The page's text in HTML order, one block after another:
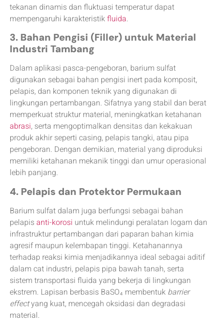
tekanan dinamis dan fluktuasi temperatur dapat
mempengaruhi karakteristikfluida.
3. Bahan Pengisi (Filler) untuk Material
Industri Tambang
Dalam aplikasi pasca-pengeboran, barium sulfat
digunakan sebagai bahan pengisi inert pada komposit,
pelapis, dan komponen teknik yang digunakan di
lingkungan pertambangan. Sifatnya yang stabil dan berat
memperkuat struktur material, meningkatkan ketahanan
abrasi, serta mengoptimalkan densitas dan kekakuan
produk akhir seperti casing, pelapis tangki, atau pipa
pengeboran. Dengan demikian, material yang diproduksi
memiliki ketahanan mekanik tinggi dan umur operasional
lebih panjang.
4. Pelapis dan Protektor Permukaan
Barium sulfat dalam juga berfungsi sebagai bahan
pelapisanti-korosi untuk melindungi peralatan logam dan
infrastruktur pertambangan dari paparan bahan kimia
agresif maupun kelembapan tinggi. Ketahanannya
terhadap reaksi kimia menjadikannya ideal sebagai aditif
dalam cat industri, pelapis pipa bawah tanah, serta
sistem transportasi fluida yang bekerja di lingkungan
ekstrem. Lapisan berbasis BaSO₄ membentuk barrier
effectyang kuat, mencegah oksidasi dan degradasi
material.